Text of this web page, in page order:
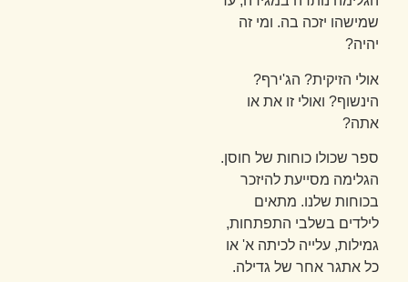
שמישהו יזכה בה. ומי זה
יהיה?
אולי הזיקית? הג'ירף?
הינשוף? ואולי זו את או
אתה?
ספר שכולו כוחות של חוסן.
הגלימה מסייעת להיזכר
בכוחות שלנו. מתאים
לילדים בשלבי התפתחות,
גמילות, עלייה לכיתה א' או
כל אתגר אחר של גדילה.